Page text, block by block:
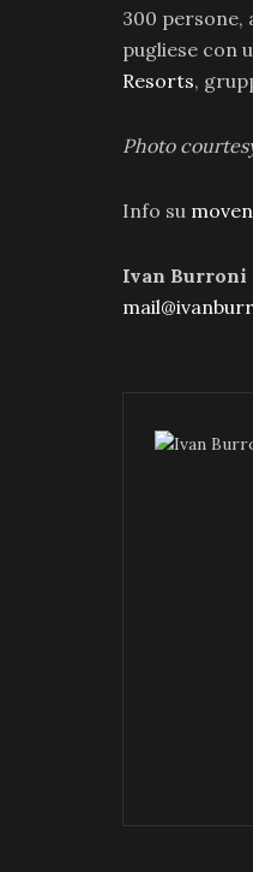
300 persone,
pugliese con
Resorts,
Photo
Info su
Ivan Burroni